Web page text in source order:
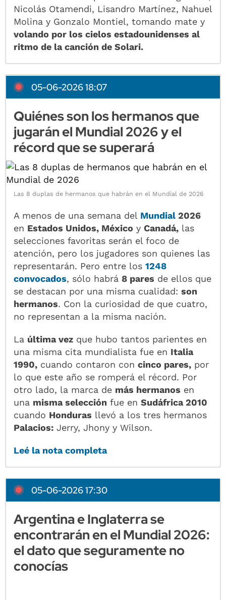
Nicolás Otamendi, Lisandro Martínez, Nahuel
Molina y Gonzalo Montiel, tomando mate y
volando por los cielos estadounidenses al
ritmo de la canción de Solari.
05-06-2026 18:07
Quiénes son los hermanos que
jugarán el Mundial 2026 y el
récord que se superará
Las 8 duplas de hermanos que habrán en el Mundial de 2026
A menos de una semana del Mundial2026
en Estados Unidos, México yCanadá, las
selecciones favoritas serán el foco de
atención, pero los jugadores son quienes las
representarán. Pero entre los1248
convocados, sólo habrá8 pares de ellos que
se destacan por una misma cualidad:son
hermanos. Con la curiosidad de que cuatro,
no representan a la misma nación.
La última vez que hubo tantos parientes en
una misma cita mundialista fue en Italia
1990, cuando contaron concinco pares, por
lo que este año se romperá el récord. Por
otro lado, la marca de más hermanos en
una misma selección fue enSudáfrica 2010
cuando Honduras llevó a los tres hermanos
Palacios: Jerry, Jhony y Wilson.
Leé la nota completa
05-06-2026 17:30
Argentina e Inglaterra se
encontrarán en el Mundial 2026:
el dato que seguramente no
conocías